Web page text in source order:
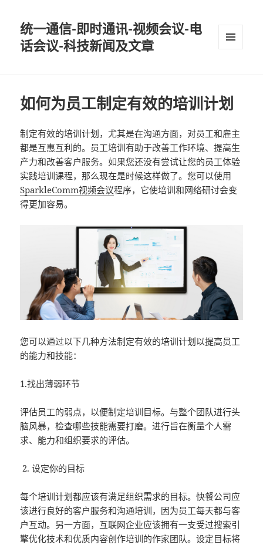
统一通信-即时通讯-视频会议-电
话会议-科技新闻及文章
如何为员工制定有效的培训计划
制定有效的培训计划，尤其是在沟通方面，对员工和雇主
都是互惠互利的。员工培训有助于改善工作环境、提高生
产力和改善客户服务。如果您还没有尝试让您的员工体验
实践培训课程，那么现在是时候这样做了。您可以使用
SparkleComm视频会议程序，它使培训和网络研讨会变
得更加容易。
您可以通过以下几种方法制定有效的培训计划以提高员工
的能力和技能：
1.找出薄弱环节
评估员工的弱点，以便制定培训目标。与整个团队进行头
脑风暴，检查哪些技能需要打磨。进行旨在衡量个人需
求、能力和组织要求的评估。
设定你的目标
每个培训计划都应该有满足组织需求的目标。快餐公司应
该进行良好的客户服务和沟通培训，因为员工每天都与客
户互动。另一方面，互联网企业应该拥有一支受过搜索引
擎优化技术和优质内容创作培训的作家团队。设定目标将